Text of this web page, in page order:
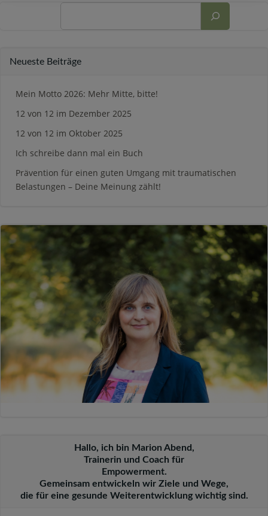
Neueste Beiträge
Mein Motto 2026: Mehr Mitte, bitte!
12 von 12 im Dezember 2025
12 von 12 im Oktober 2025
Ich schreibe dann mal ein Buch
Prävention für einen guten Umgang mit traumatischen
Belastungen – Deine Meinung zählt!
Hallo, ich bin Marion Abend,
Trainerin und Coach für
Empowerment.
Gemeinsam entwickeln wir Ziele und Wege,
die für eine gesunde Weiterentwicklung wichtig sind.